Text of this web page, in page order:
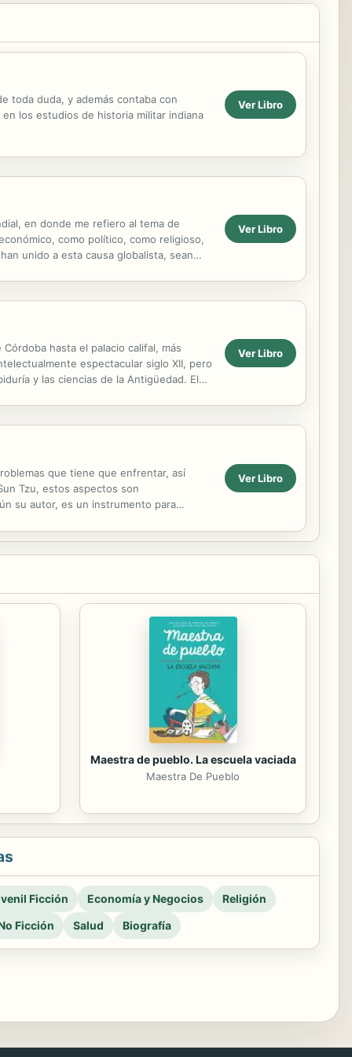
toda duda, y además contaba con
los estudios de historia militar indiana
Ver Libro
en donde me refiero al tema de
como político, como religioso,
unido a esta causa globalista, sean
Ver Libro
hasta el palacio califal, más
espectacular siglo XII, pero
y las ciencias de la Antigüedad. El
Ver Libro
que tiene que enfrentar, así
Tzu, estos aspectos son
su autor, es un instrumento para
Ver Libro
Maestra de pueblo. La escuela vaciada
Maestra De Pueblo
Ficción Economía y Negocios
Religión
Ficción
Salud Biografía